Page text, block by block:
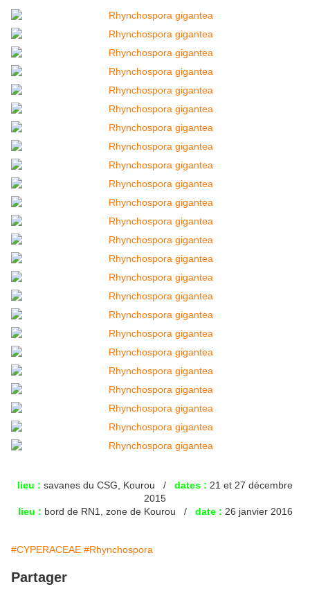
lieu : savanes du CSG, Kourou / dates : 21 et 27 décembre
2015
lieu : bord de RN1, zone de Kourou / date : 26 janvier 2016
#CYPERACEAE #Rhynchospora
Partager